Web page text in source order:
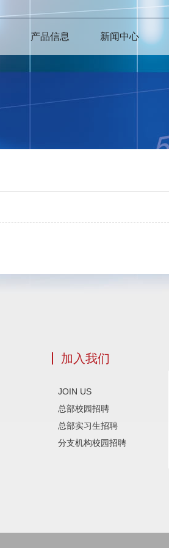
产品信息 新闻中心
加入我们
JOIN US
总部校园招聘
总部实习生招聘
分支机构校园招聘